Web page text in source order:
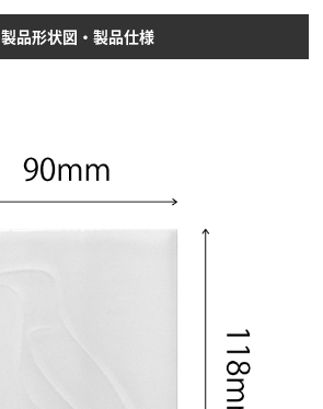
製品形状図・製品仕様